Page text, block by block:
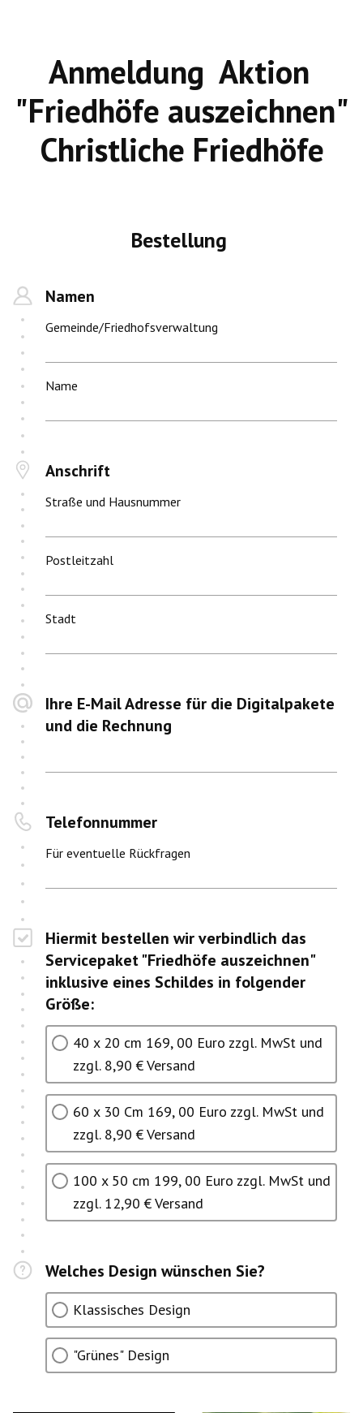
Anmeldung  Aktion
"Friedhöfe auszeichnen"
Christliche Friedhöfe
Bestellung
Namen
Gemeinde/Friedhofsverwaltung
Name
Anschrift
Straße und Hausnummer
Postleitzahl
Stadt
Ihre E-Mail Adresse für die Digitalpakete
und die Rechnung
Telefonnummer
Für eventuelle Rückfragen
Hiermit bestellen wir verbindlich das
Servicepaket "Friedhöfe auszeichnen"
inklusive eines Schildes in folgender
Größe:
40 x 20 cm 169, 00 Euro zzgl. MwSt und
zzgl. 8,90 € Versand
60 x 30 Cm 169, 00 Euro zzgl. MwSt und
zzgl. 8,90 € Versand
100 x 50 cm 199, 00 Euro zzgl. MwSt und
zzgl. 12,90 € Versand
Welches Design wünschen Sie?
Klassisches Design
"Grünes" Design